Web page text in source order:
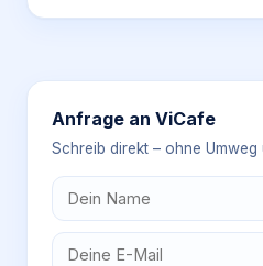
Anfrage an ViCafe
Schreib direkt – ohne